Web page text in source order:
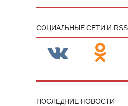
CОЦИАЛЬНЫЕ СЕТИ И RSS
ПОСЛЕДНИЕ НОВОСТИ